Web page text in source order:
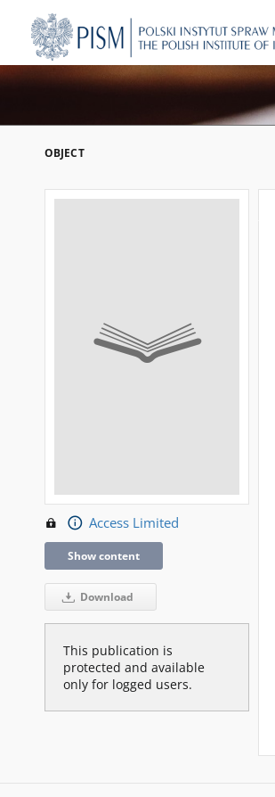
OBJECT
Access Limited
Show content
Download
This publication is
protected and available
only for logged users.